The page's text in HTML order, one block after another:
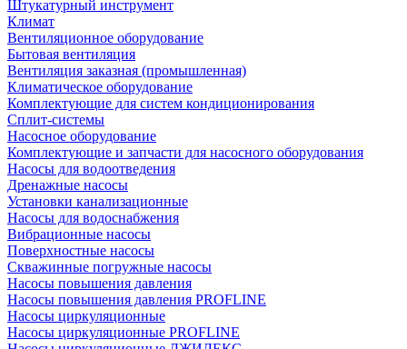
Штукатурный инструмент
Климат
Вентиляционное оборудование
Бытовая вентиляция
Вентиляция заказная (промышленная)
Климатическое оборудование
Комплектующие для систем кондиционирования
Сплит-системы
Насосное оборудование
Комплектующие и запчасти для насосного оборудования
Насосы для водоотведения
Дренажные насосы
Установки канализационные
Насосы для водоснабжения
Вибрационные насосы
Поверхностные насосы
Скважинные погружные насосы
Насосы повышения давления
Насосы повышения давления PROFLINE
Насосы циркуляционные
Насосы циркуляционные PROFLINE